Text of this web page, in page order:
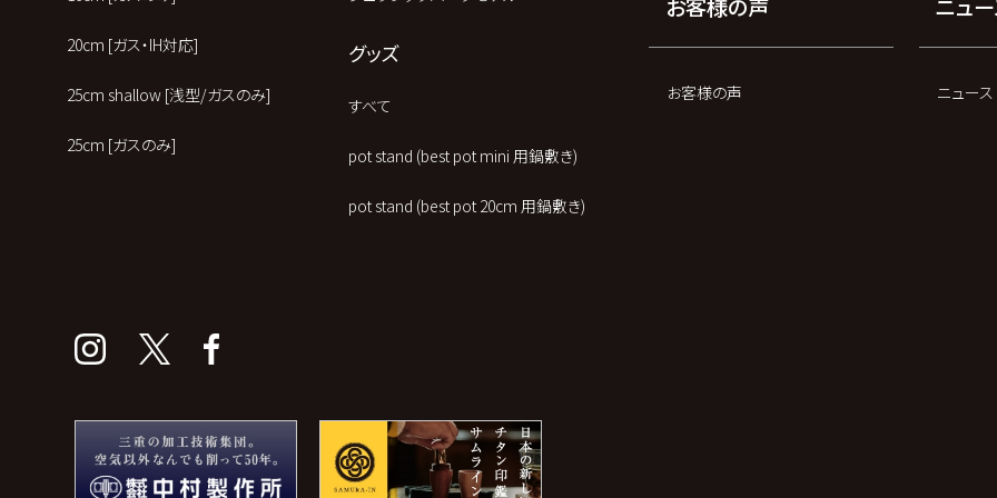
20cm [ガス・IH対応]
25cm shallow [浅型/ガスのみ]
25cm [ガスのみ]
グッズ
すべて
pot stand (best pot mini 用鍋敷き)
pot stand (best pot 20cm 用鍋敷き)
お客様の声
お客様の声
ニュ
ニュース